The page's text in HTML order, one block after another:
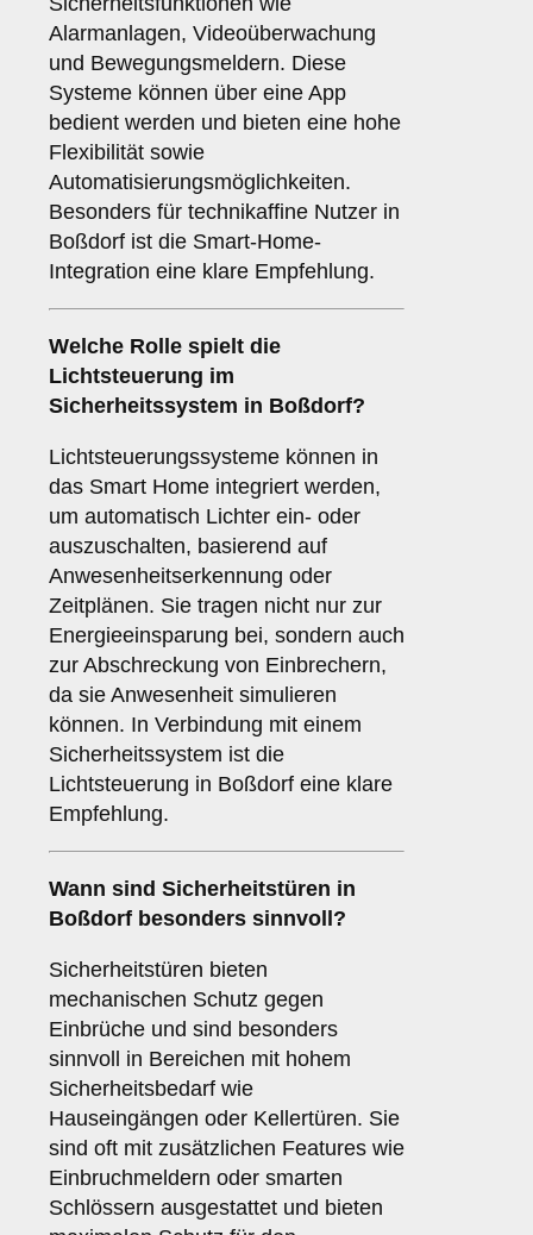
Alarmanlagen, Videoüberwachung
und Bewegungsmeldern. Diese
Systeme können über eine App
bedient werden und bieten eine hohe
Flexibilität sowie
Automatisierungsmöglichkeiten.
Besonders für technikaffine Nutzer in
Boßdorf ist die Smart-Home-
Integration eine klare Empfehlung.
Welche Rolle spielt die
Lichtsteuerung im
Sicherheitssystem in Boßdorf?
Lichtsteuerungssysteme können in
das Smart Home integriert werden,
um automatisch Lichter ein- oder
auszuschalten, basierend auf
Anwesenheitserkennung oder
Zeitplänen. Sie tragen nicht nur zur
Energieeinsparung bei, sondern auch
zur Abschreckung von Einbrechern,
da sie Anwesenheit simulieren
können. In Verbindung mit einem
Sicherheitssystem ist die
Lichtsteuerung in Boßdorf eine klare
Empfehlung.
Wann sind Sicherheitstüren in
Boßdorf besonders sinnvoll?
Sicherheitstüren bieten
mechanischen Schutz gegen
Einbrüche und sind besonders
sinnvoll in Bereichen mit hohem
Sicherheitsbedarf wie
Hauseingängen oder Kellertüren. Sie
sind oft mit zusätzlichen Features wie
Einbruchmeldern oder smarten
Schlössern ausgestattet und bieten